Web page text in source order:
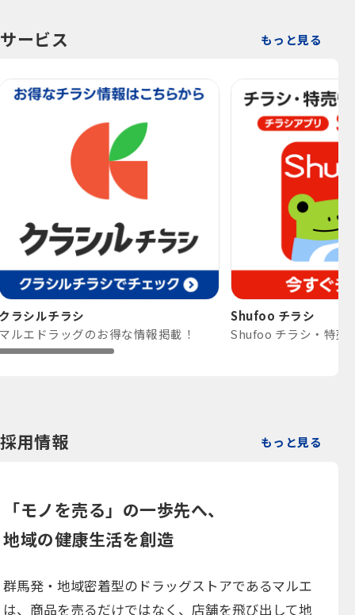
サービス もっと見る
ラシルチラシ
ルエドラッグのお得な情報掲載！
Shufoo チラシ
Shufoo チラシ・特売
採用情報 もっと見る
「モノを売る」の一歩先へ、
地域の健康生活を創造
群馬発・地域密着型のドラッグストアであるマルエ
は、商品を売るだけではなく、店舗を飛び出して地